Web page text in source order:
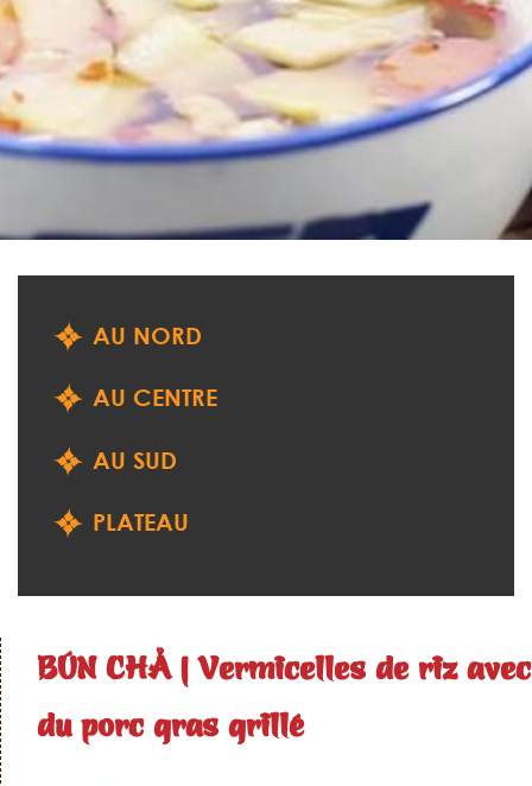
AU NORD
AU CENTRE
AU SUD
PLATEAU
BÚN CHẢ | Vermicelles de riz avec
du porc gras grillé